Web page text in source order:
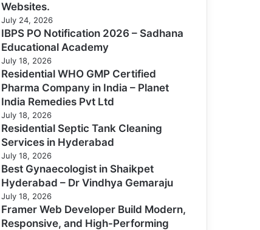
Websites.
July 24, 2026
IBPS PO Notification 2026 – Sadhana
Educational Academy
July 18, 2026
Residential WHO GMP Certified
Pharma Company in India – Planet
India Remedies Pvt Ltd
July 18, 2026
Residential Septic Tank Cleaning
Services in Hyderabad
July 18, 2026
Best Gynaecologist in Shaikpet
Hyderabad – Dr Vindhya Gemaraju
July 18, 2026
Framer Web Developer Build Modern,
Responsive, and High-Performing